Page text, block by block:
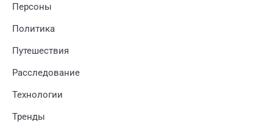
Персоны
Политика
Путешествия
Расследование
Технологии
Тренды